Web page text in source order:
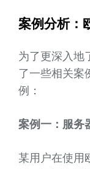
案例分析：
为了更深入地
了一些相关案
例：
案例一：服务
某用户在使用